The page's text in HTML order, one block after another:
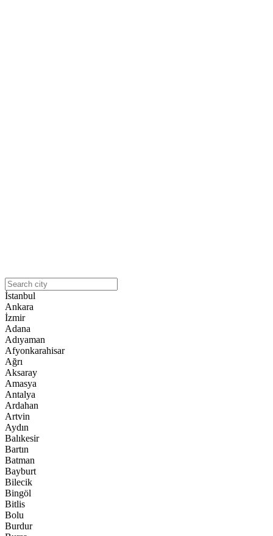
İstanbul
Ankara
İzmir
Adana
Adıyaman
Afyonkarahisar
Ağrı
Aksaray
Amasya
Antalya
Ardahan
Artvin
Aydın
Balıkesir
Bartın
Batman
Bayburt
Bilecik
Bingöl
Bitlis
Bolu
Burdur